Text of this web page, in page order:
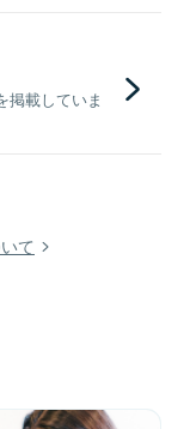
掲載していま
て